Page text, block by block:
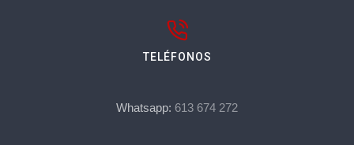
TELÉFONOS
Whatsapp: 613 674 272